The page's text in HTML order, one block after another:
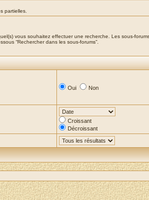
partielles.
vous souhaitez effectuer une recherche. Les sous-
“Rechercher dans les sous-forums”.
Oui Non
Croissant
Décroissant